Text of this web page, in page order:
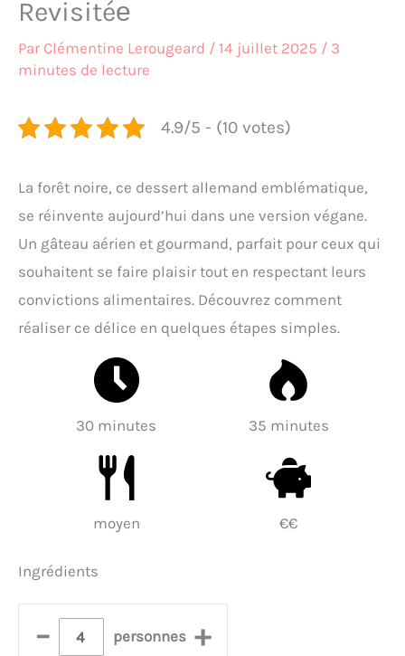
Revisitéе
Par Clémentine Lerougeard / 14 juillet 2025 / 3
minutes de lecture
4.9/5 - (10 votes)
La forêt noire, ce dessert allemand emblématique,
se réinvente aujourd’hui dans une version végane.
Un gâteau aérien et gourmand, parfait pour ceux qui
souhaitent se faire plaisir tout en respectant leurs
convictions alimentaires. Découvrez comment
réaliser ce délice en quelques étapes simples.
30 minutes 35 minutes
moyen €€
Ingrédients
– personnes +